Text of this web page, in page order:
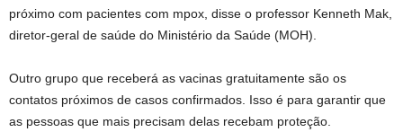
próximo com pacientes com mpox, disse o professor Kenneth Mak,
diretor-geral de saúde do Ministério da Saúde (MOH).
Outro grupo que receberá as vacinas gratuitamente são os
contatos próximos de casos confirmados. Isso é para garantir que
as pessoas que mais precisam delas recebam proteção.